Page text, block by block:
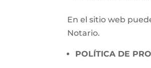
En el sitio web
Notario.
POLÍTICA DE